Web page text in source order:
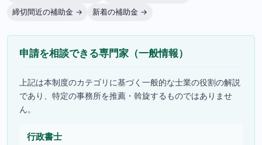
締切間近の補助金 →
新着の補助金 →
申請を相談できる専門家（一般情報）
上記は本制度のカテゴリに基づく一般的な士業の役割の解説
であり、特定の事務所を推薦・斡旋するものではありませ
ん。
行政書士